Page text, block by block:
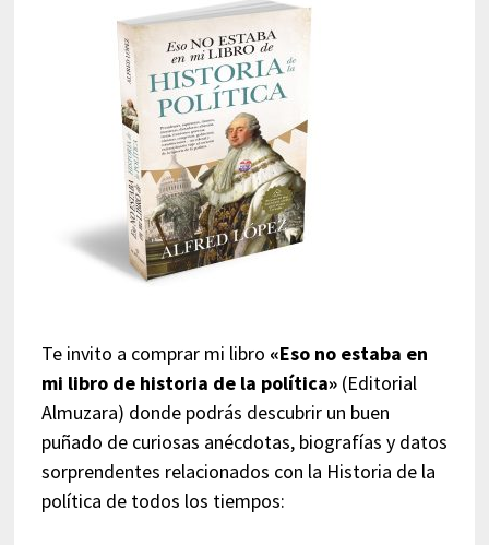
Te invito a comprar mi libro «Eso no estaba en
mi libro de historia de la política»(Editorial
Almuzara) donde podrás descubrir un buen
puñado de curiosas anécdotas, biografías y datos
sorprendentes relacionados con la Historia de la
política de todos los tiempos: